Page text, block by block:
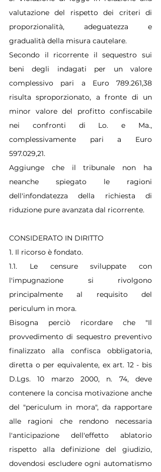
valutazione del rispetto dei criteri di
proporzionalità, adeguatezza e
gradualità della misura cautelare.
Secondo il ricorrente il sequestro sui
beni degli indagati per un valore
complessivo pari a Euro 789.261,38
risulta sproporzionato, a fronte di un
minor valore del profitto confiscabile
nei confronti di Lo. e Ma.,
complessivamente pari a Euro
597.029,21.
Aggiunge che il tribunale non ha
neanche spiegato le ragioni
dell'infondatezza della richiesta di
riduzione pure avanzata dal ricorrente.
CONSIDERATO IN DIRITTO
1. Il ricorso è fondato.
1.1. Le censure sviluppate con
l'impugnazione si rivolgono
principalmente al requisito del
periculum in mora.
Bisogna perciò ricordare che "Il
provvedimento di sequestro preventivo
finalizzato alla confisca obbligatoria,
diretta o per equivalente, ex art. 12 - bis
D.Lgs. 10 marzo 2000, n. 74, deve
contenere la concisa motivazione anche
del "periculum in mora", da rapportare
alle ragioni che rendono necessaria
l'anticipazione dell'effetto ablatorio
rispetto alla definizione del giudizio,
dovendosi escludere ogni automatismo